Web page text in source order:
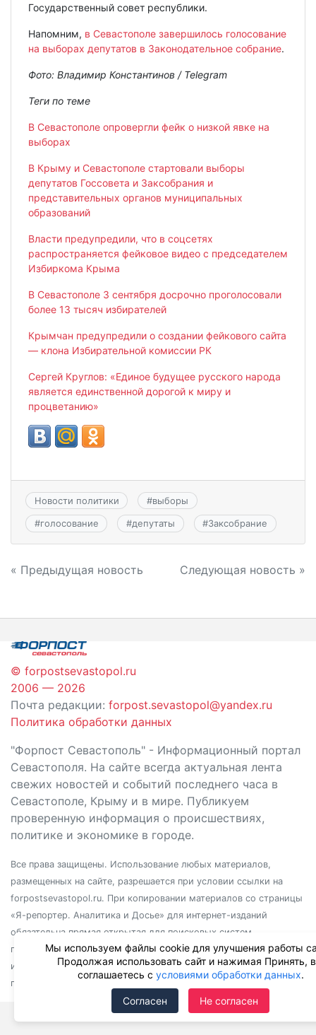
Государственный совет республики.
Напомним, в Севастополе завершилось голосование
на выборах депутатов в Законодательное собрание.
Фото: Владимир Константинов / Telegram
Теги по теме
В Севастополе опровергли фейк о низкой явке на
выборах
В Крыму и Севастополе стартовали выборы
депутатов Госсовета и Заксобрания и
представительных органов муниципальных
образований
Власти предупредили, что в соцсетях
распространяется фейковое видео с председателем
Избиркома Крыма
В Севастополе 3 сентября досрочно проголосовали
более 13 тысяч избирателей
Крымчан предупредили о создании фейкового сайта
— клона Избирательной комиссии РК
Сергей Круглов: «Единое будущее русского народа
является единственной дорогой к миру и
процветанию»
Новости политики #выборы
#голосование #депутаты #Заксобрание
Навигация
записям
« Предыдущая новость Следующая новость »
© forpostsevastopol.ru
2006 — 2026
Почта редакции: forpost.sevastopol@yandex.ru
Политика обработки данных
"Форпост Севастополь" - Информационный портал
Севастополя. На сайте всегда актуальная лента
свежих новостей и событий последнего часа в
Севастополе, Крыму и в мире. Публикуем
проверенную информация о происшествиях,
политике и экономике в городе.
Все права защищены. Использование любых материалов,
размещенных на сайте, разрешается при условии ссылки на
forpostsevastopol.ru. При копировании материалов со страницы
«Я-репортер. Аналитика и Досье» для интернет-изданий
обязательна прямая открытая для поисковых систем
гиперссылка. Независимо от полного или частичного
использования материалов, ссылка должна быть размещена в
подзаголовке или первом абзаце материала.
Мы используем файлы cookie для улучшения работы
Продолжая использовать сайт и нажимая Принять,
соглашаетесь с условиями обработки данных.
Согласен Не согласен